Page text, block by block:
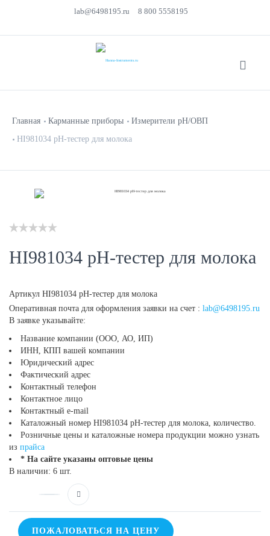
lab@6498195.ru 8 800 5558195
Главная Карманные приборы
Измерители pH/ОВП
HI981034 pH-тестер для молока
HI981034 pH-тестер для молока
Артикул HI981034 pH-тестер для молока
Оперативная почта для оформления заявки на счет : lab@6498195.ru
В заявке указывайте:
Название компании (ООО, АО, ИП)
ИНН, КПП вашей компании
Юридический адрес
Фактический адрес
Контактный телефон
Контактное лицо
Контактный e-mail
Каталожный номер HI981034 pH-тестер для молока, количество.
Розничные цены и каталожные номера продукции можно узнать
из прайса
* На сайте указаны оптовые цены
В наличии: 6 шт.
ПОЖАЛОВАТЬСЯ НА ЦЕНУ